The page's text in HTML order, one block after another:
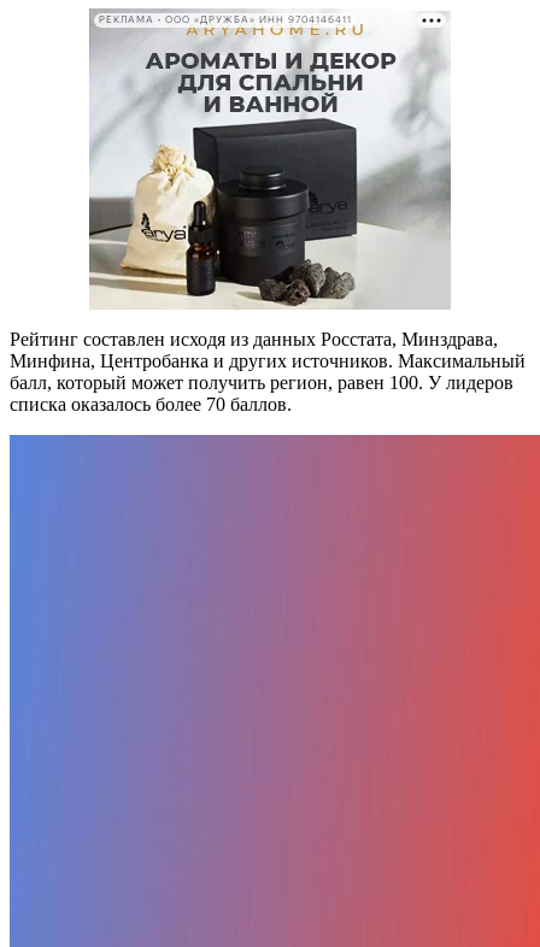
РЕКЛАМА • ООО «ДРУЖБА» ИНН 9704146411
Рейтинг составлен исходя из данных Росстата, Минздрава,
Минфина, Центробанка и других источников. Максимальный
балл, который может получить регион, равен 100. У лидеров
списка оказалось более 70 баллов.